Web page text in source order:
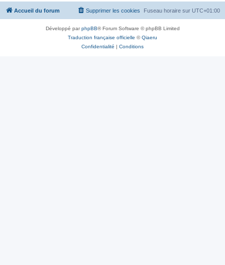
Accueil du forum Fuseau horaire sur UTC+01:00
Supprimer les cookies
Développé parphpBB® Forum Software © phpBB Limited
Traduction française officielle ©Qiaeru
Confidentialité | Conditions